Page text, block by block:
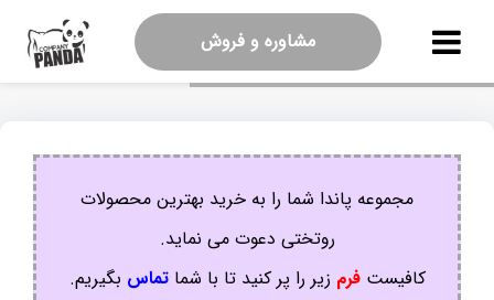
مشاوره و فروش
مجموعه پاندا شما را به خرید بهترین محصولات
روتختی دعوت می نماید.
کافیستفرم زیر را پر کنید تا با شماتماس بگیریم.